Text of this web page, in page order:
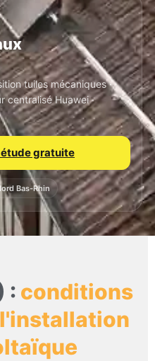
tuiles mécaniques ·
centralisé Huawei ·
gratuite
Bas-Rhin
: conditions